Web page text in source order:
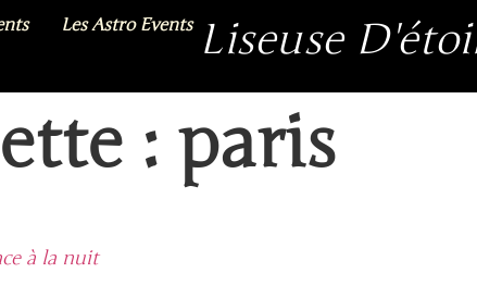
Les Astro Events Liseuse
: paris
à la nuit